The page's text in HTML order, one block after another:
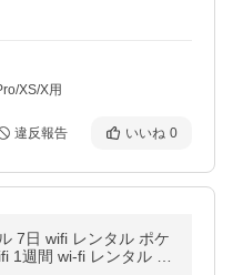
XS/X用
違反報告 いいね 0
7日 wifi レンタル ポケ
1週間 wi-fi レンタル 短